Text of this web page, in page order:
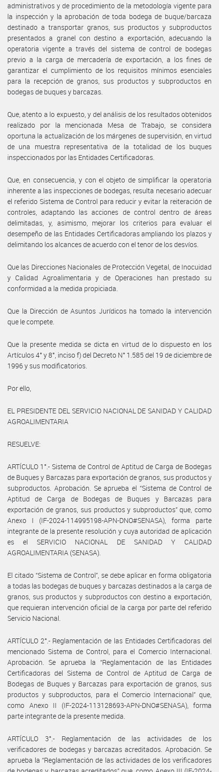
administrativos y de procedimiento de la metodología vigente para
la inspección y la aprobación de toda bodega de buque/barcaza
destinado a transportar granos, sus productos y subproductos
presentados a granel con destino a exportación, adecuando la
operatoria vigente a través del sistema de control de bodegas
previo a la carga de mercadería de exportación, a los fines de
garantizar el cumplimiento de los requisitos mínimos esenciales
para la recepción de granos, sus productos y subproductos en
bodegas de buques y barcazas.
Que, atento a lo expuesto, y del análisis de los resultados obtenidos
realizado por la mencionada Mesa de Trabajo, se considera
oportuna la actualización de los márgenes de supervisión, en virtud
de una muestra representativa de la totalidad de los buques
inspeccionados por las Entidades Certificadoras.
Que, en consecuencia, y con el objeto de simplificar la operatoria
inherente a las inspecciones de bodegas, resulta necesario adecuar
el referido Sistema de Control para reducir y evitar la reiteración de
controles, adaptando las acciones de control dentro de áreas
delimitadas, y, asimismo, mejorar los criterios para evaluar el
desempeño de las Entidades Certificadoras ampliando los plazos y
delimitando los alcances de acuerdo con el tenor de los desvíos.
Que las Direcciones Nacionales de Protección Vegetal, de Inocuidad
y Calidad Agroalimentaria y de Operaciones han prestado su
conformidad a la medida propiciada.
Que la Dirección de Asuntos Jurídicos ha tomado la intervención
que le compete.
Que la presente medida se dicta en virtud de lo dispuesto en los
Artículos 4° y 8°, inciso f) del Decreto N° 1.585 del 19 de diciembre de
1996 y sus modificatorios.
Por ello,
EL PRESIDENTE DEL SERVICIO NACIONAL DE SANIDAD Y CALIDAD
AGROALIMENTARIA
RESUELVE:
ARTÍCULO 1°.- Sistema de Control de Aptitud de Carga de Bodegas
de Buques y Barcazas para exportación de granos, sus productos y
subproductos. Aprobación. Se aprueba el “Sistema de Control de
Aptitud de Carga de Bodegas de Buques y Barcazas para
exportación de granos, sus productos y subproductos” que, como
Anexo I (IF-2024-114995198-APN-DNO#SENASA), forma parte
integrante de la presente resolución y cuya autoridad de aplicación
es el SERVICIO NACIONAL DE SANIDAD Y CALIDAD
AGROALIMENTARIA (SENASA).
El citado “Sistema de Control”, se debe aplicar en forma obligatoria
a todas las bodegas de buques y barcazas destinados a la carga de
granos, sus productos y subproductos con destino a exportación,
que requieran intervención oficial de la carga por parte del referido
Servicio Nacional.
ARTÍCULO 2°.- Reglamentación de las Entidades Certificadoras del
mencionado Sistema de Control, para el Comercio Internacional.
Aprobación. Se aprueba la “Reglamentación de las Entidades
Certificadoras del Sistema de Control de Aptitud de Carga de
Bodegas de Buques y Barcazas para exportación de granos, sus
productos y subproductos, para el Comercio Internacional” que,
como Anexo II (IF-2024-113128693-APN-DNO#SENASA), forma
parte integrante de la presente medida.
ARTÍCULO 3°.- Reglamentación de las actividades de los
verificadores de bodegas y barcazas acreditados. Aprobación. Se
aprueba la “Reglamentación de las actividades de los verificadores